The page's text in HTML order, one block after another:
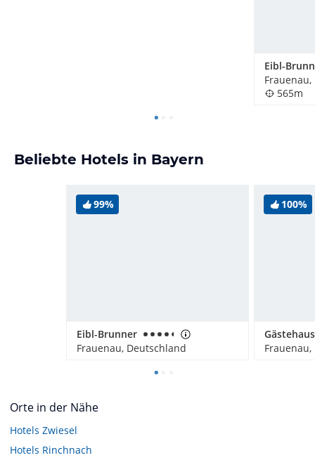
Eibl-
565m
Beliebte Hotels in Bayern
99%
Eibl-Brunner
Frauenau, Deutschland
100%
Orte in der Nähe
Hotels Zwiesel
Hotels Rinchnach